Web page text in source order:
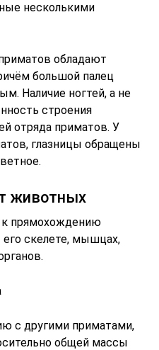
несколькими
обладают
большой палец
Наличие ногтей, а не
строения
отряда приматов. У
глазницы обращены
животных
к прямохождению
его скелете, мышцах,
с другими приматами,
общей массы